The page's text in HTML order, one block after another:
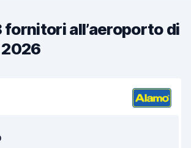
fornitori all’aeroporto di
2026